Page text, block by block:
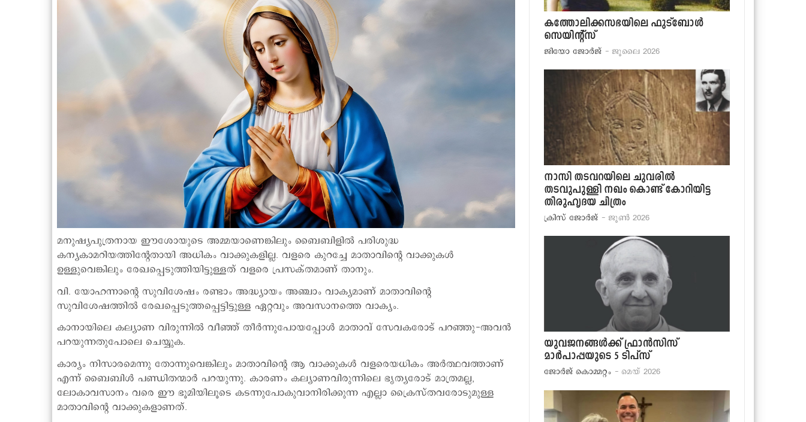
മനുഷ്യപുത്രനായ ഈശോയുടെ അമ്മയാണെങ്കിലും ബൈബിളില്‍ പരിശുദ്ധ
കന്യകാമറിയത്തിന്റേതായി അധികം വാക്കുകളില്ല. വളരെ കുറച്ചേ മാതാവിന്റെ വാക്കുകള്‍
ഉള്ളുവെങ്കിലും രേഖപ്പെടുത്തിയിട്ടുള്ളത് വളരെ പ്രസക്തമാണ് താനും.
വി. യോഹന്നാന്റെ സുവിശേഷം രണ്ടാം അദ്ധ്യായം അഞ്ചാം വാക്യമാണ് മാതാവിന്റെ
സുവിശേഷത്തില്‍ രേഖപ്പെടുത്തപ്പെട്ടിട്ടുള്ള ഏറ്റവും അവസാനത്തെ വാക്യം.
കാനായിലെ കല്യാണ വിരുന്നില്‍ വീഞ്ഞ് തീര്‍ന്നുപോയപ്പോള്‍ മാതാവ് സേവകരോട് പറഞ്ഞു-അവന്‍
പറയുന്നതുപോലെ ചെയ്യുക.
കാര്യം നിസാരമെന്നു തോന്നുവെങ്കിലും മാതാവിന്റെ ആ വാക്കുകള്‍ വളരെയധികം അര്‍ത്ഥവത്താണ്
എന്ന് ബൈബിള്‍ പണ്ഡിതന്മാര്‍ പറയുന്നു. കാരണം കല്യാണവിരുന്നിലെ ഭൃത്യരോട് മാത്രമല്ല,
ലോകാവസാനം വരെ ഈ ഭൂമിയിലൂടെ കടന്നുപോകുവാനിരിക്കുന്ന എല്ലാ ക്രൈസ്തവരോടുമുള്ള
മാതാവിന്റെ വാക്കുകളാണത്.
കത്തോലിക്കസഭയിലെ ഫുട്‌ബോള്‍
സെയിന്റ്‌സ്
ജിയോ ജോര്‍ജ് - ജൂലൈ 2026
നാസി തടവറയിലെ ചുവരില്‍
തടവുപുള്ളി നഖം കൊണ്ട് കോറിയിട്ട
തിരുഹൃദയ ചിത്രം
ക്രിസ് ജോര്‍ജ് - ജൂണ്‍ 2026
യുവജനങ്ങള്‍ക്ക് ഫ്രാന്‍സിസ്
മാര്‍പാപ്പയുടെ 5 ടിപ്‌സ്
ജോര്‍ജ് കൊമ്മറ്റം - മെയ് 2026